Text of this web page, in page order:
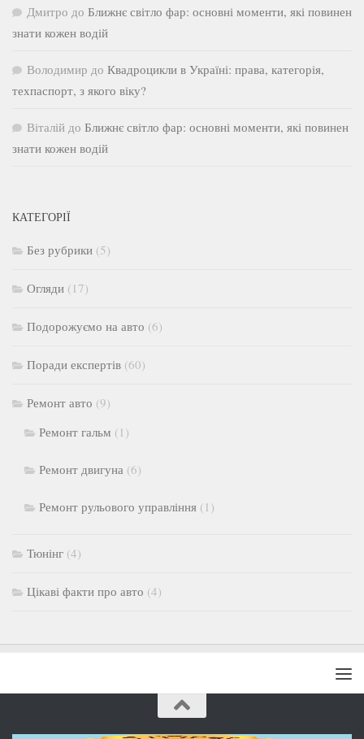
Дмитро до Ближнє світло фар: основні моменти, які повинен
знати кожен водій
Володимир до Квадроцикли в Україні: права, категорія,
техпаспорт, з якого віку?
Віталій до Ближнє світло фар: основні моменти, які повинен
знати кожен водій
КАТЕГОРІЇ
Без рубрики (5)
Огляди (17)
Подорожуємо на авто (6)
Поради експертів (60)
Ремонт авто (9)
Ремонт гальм (1)
Ремонт двигуна (6)
Ремонт рульового управління (1)
Тюнінг (4)
Цікаві факти про авто (4)